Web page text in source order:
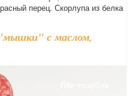
перец. Скорлупа из белка
с маслом,